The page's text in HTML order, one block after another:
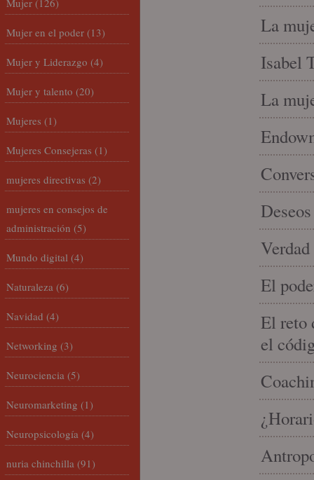
La
Isabel
La
El
El reto
el
Mujer (126)
Mujer en el poder (13)
Mujer y Liderazgo (4)
Mujer y talento (20)
Mujeres (1)
Mujeres Consejeras (1)
mujeres directivas (2)
mujeres en consejos de
administración (5)
Mundo digital (4)
Naturaleza (6)
Navidad (4)
Networking (3)
Neurociencia (5)
Neuromarketing (1)
Neuropsicología (4)
nuria chinchilla (91)